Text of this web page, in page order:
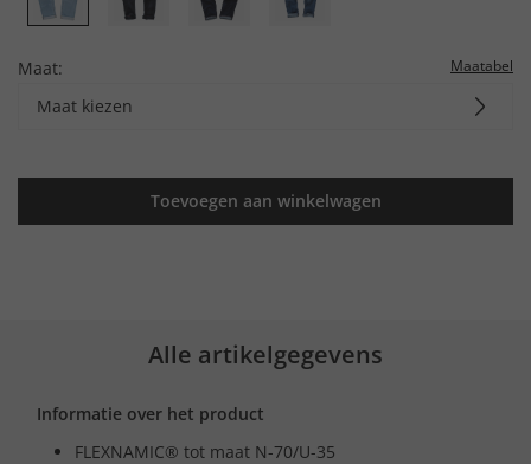
Maat: Maatabel
Maat kiezen
Toevoegen aan winkelwagen
Alle artikelgegevens
Informatie over het product
FLEXNAMIC® tot maat N-70/U-35